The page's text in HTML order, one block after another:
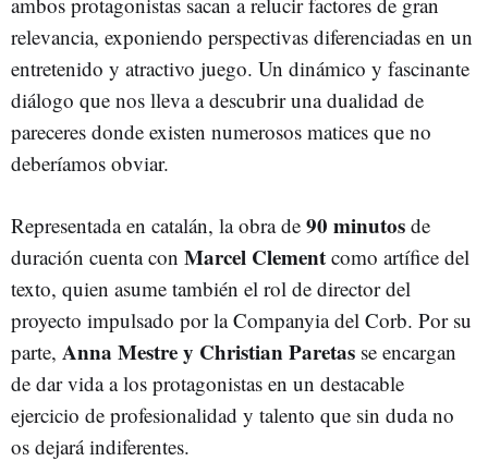
relevancia, exponiendo perspectivas diferenciadas en un
entretenido y atractivo juego. Un dinámico y fascinante
diálogo que nos lleva a descubrir una dualidad de
pareceres donde existen numerosos matices que no
deberíamos obviar.
Representada en catalán, la obra de 90 minutos de
duración cuenta con Marcel Clement como artífice del
texto, quien asume también el rol de director del
proyecto impulsado por la Companyia del Corb. Por su
parte, Anna Mestre y Christian Paretas se encargan
de dar vida a los protagonistas en un destacable
ejercicio de profesionalidad y talento que sin duda no
os dejará indiferentes.